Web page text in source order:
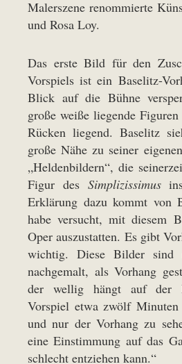
Malerszene renommierte
und Rosa Loy.
Das erste Bild für den
Vorspiels ist ein Baselitz-
Blick auf die Bühne
große weiße liegende
Rücken liegend. Baselitz
große Nähe zu seiner
„Heldenbildern“, die
Figur des Simplizissimus
Erklärung dazu kommt von
habe versucht, mit diesem
Oper auszustatten. Es gibt
wichtig. Diese Bilder sind
nachgemalt, als Vorhang
der wellig hängt auf der
Vorspiel etwa zwölf Minuten
und nur der Vorhang zu
eine Einstimmung auf das
schlecht entziehen kann.“